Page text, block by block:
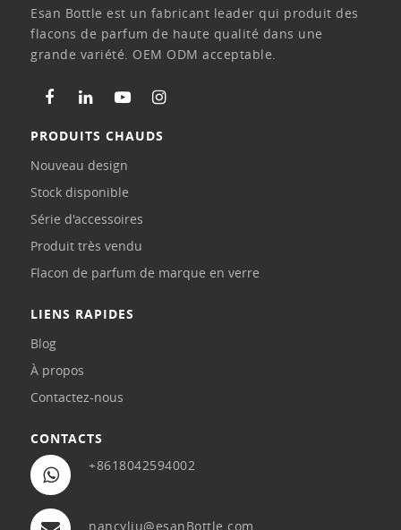
Esan Bottle est un fabricant leader qui produit des
flacons de parfum de haute qualité dans une
grande variété. OEM ODM acceptable.
PRODUITS CHAUDS
Nouveau design
Stock disponible
Série d'accessoires
Produit très vendu
Flacon de parfum de marque en verre
LIENS RAPIDES
Blog
À propos
Contactez-nous
CONTACTS
+8618042594002
nancyliu@esanBottle.com